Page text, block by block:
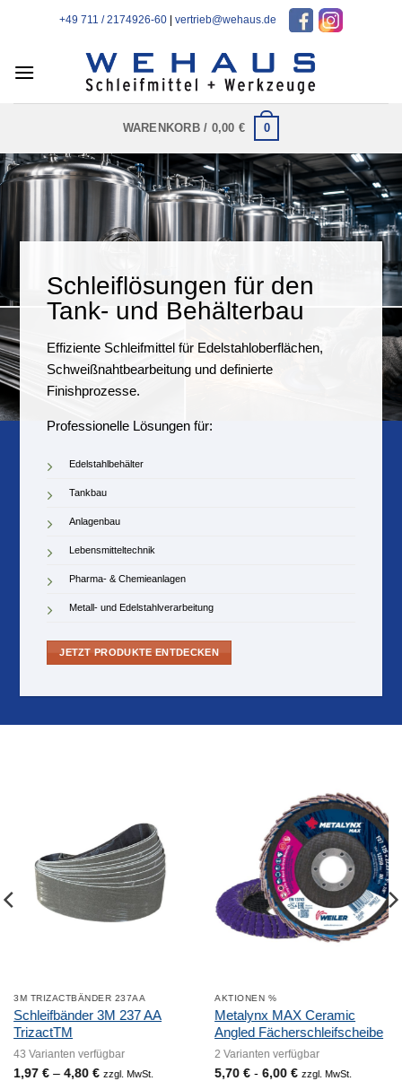
+49 711 / 2174926-60 vertrieb@wehaus.de
WARENKORB / 0,00 € 0
Schleiflösungen für den
Tank- und Behälterbau
Effiziente Schleifmittel für Edelstahloberflächen,
Schweißnahtbearbeitung und definierte
Finishprozesse.
Professionelle Lösungen für:
Edelstahlbehälter
Tankbau
Anlagenbau
Lebensmitteltechnik
Pharma- & Chemieanlagen
Metall- und Edelstahlverarbeitung
JETZT PRODUKTE ENTDECKEN
3M TRIZACTBÄNDER 237AA
Schleifbänder 3M 237 AA
TrizactTM
43 Varianten verfügbar
1,97 € – 4,80 € Preisspanne:
zzgl. MwSt.
AKTIONEN %
Metalynx MAX Ceramic
Angled Fächerschleifscheibe
2 Varianten verfügbar
5,70 € - 6,00 € zzgl. MwSt.